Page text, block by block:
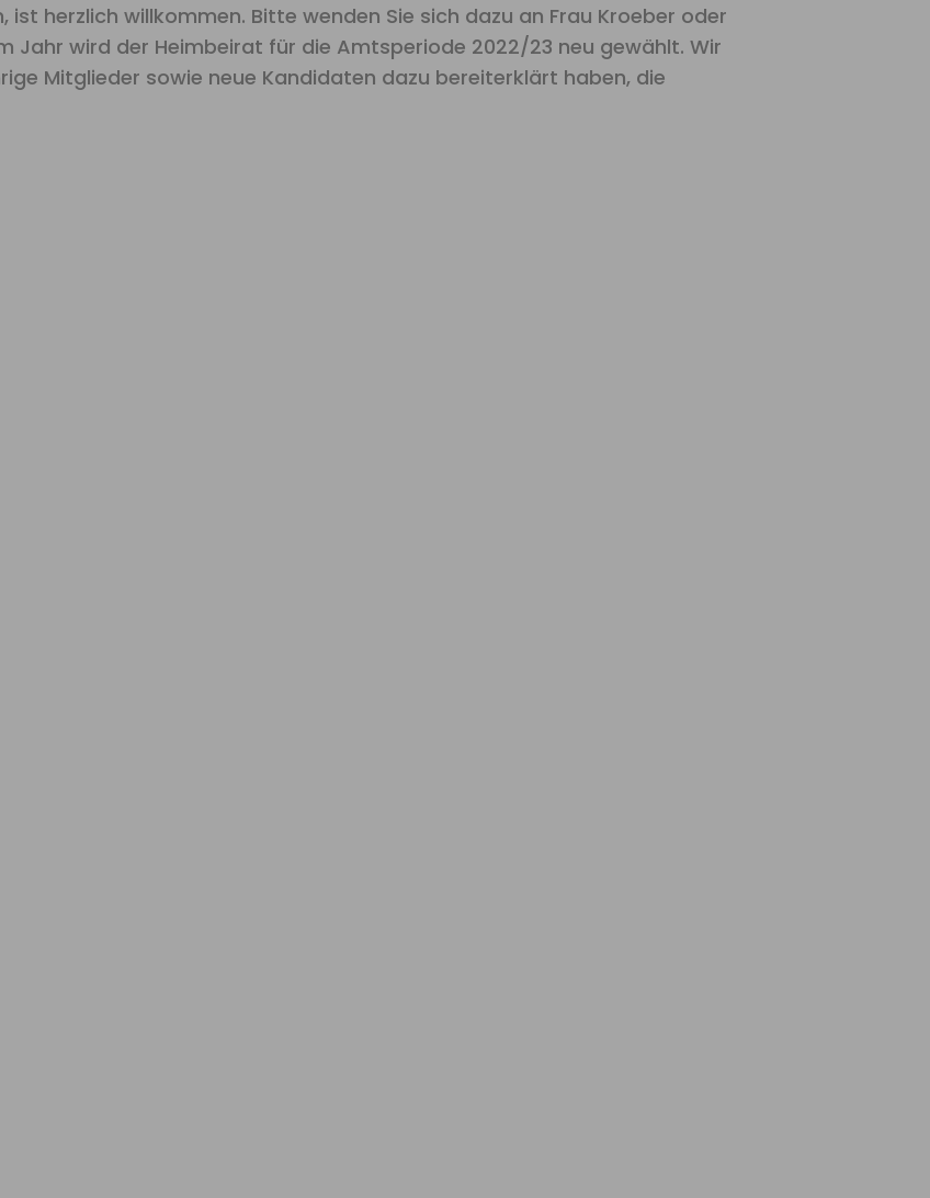
herzlich willkommen. Bitte wenden Sie sich dazu an Frau Kroeber oder
Jahr wird der Heimbeirat für die Amtsperiode 2022/23 neu gewählt. Wir
Mitglieder sowie neue Kandidaten dazu bereiterklärt haben, die